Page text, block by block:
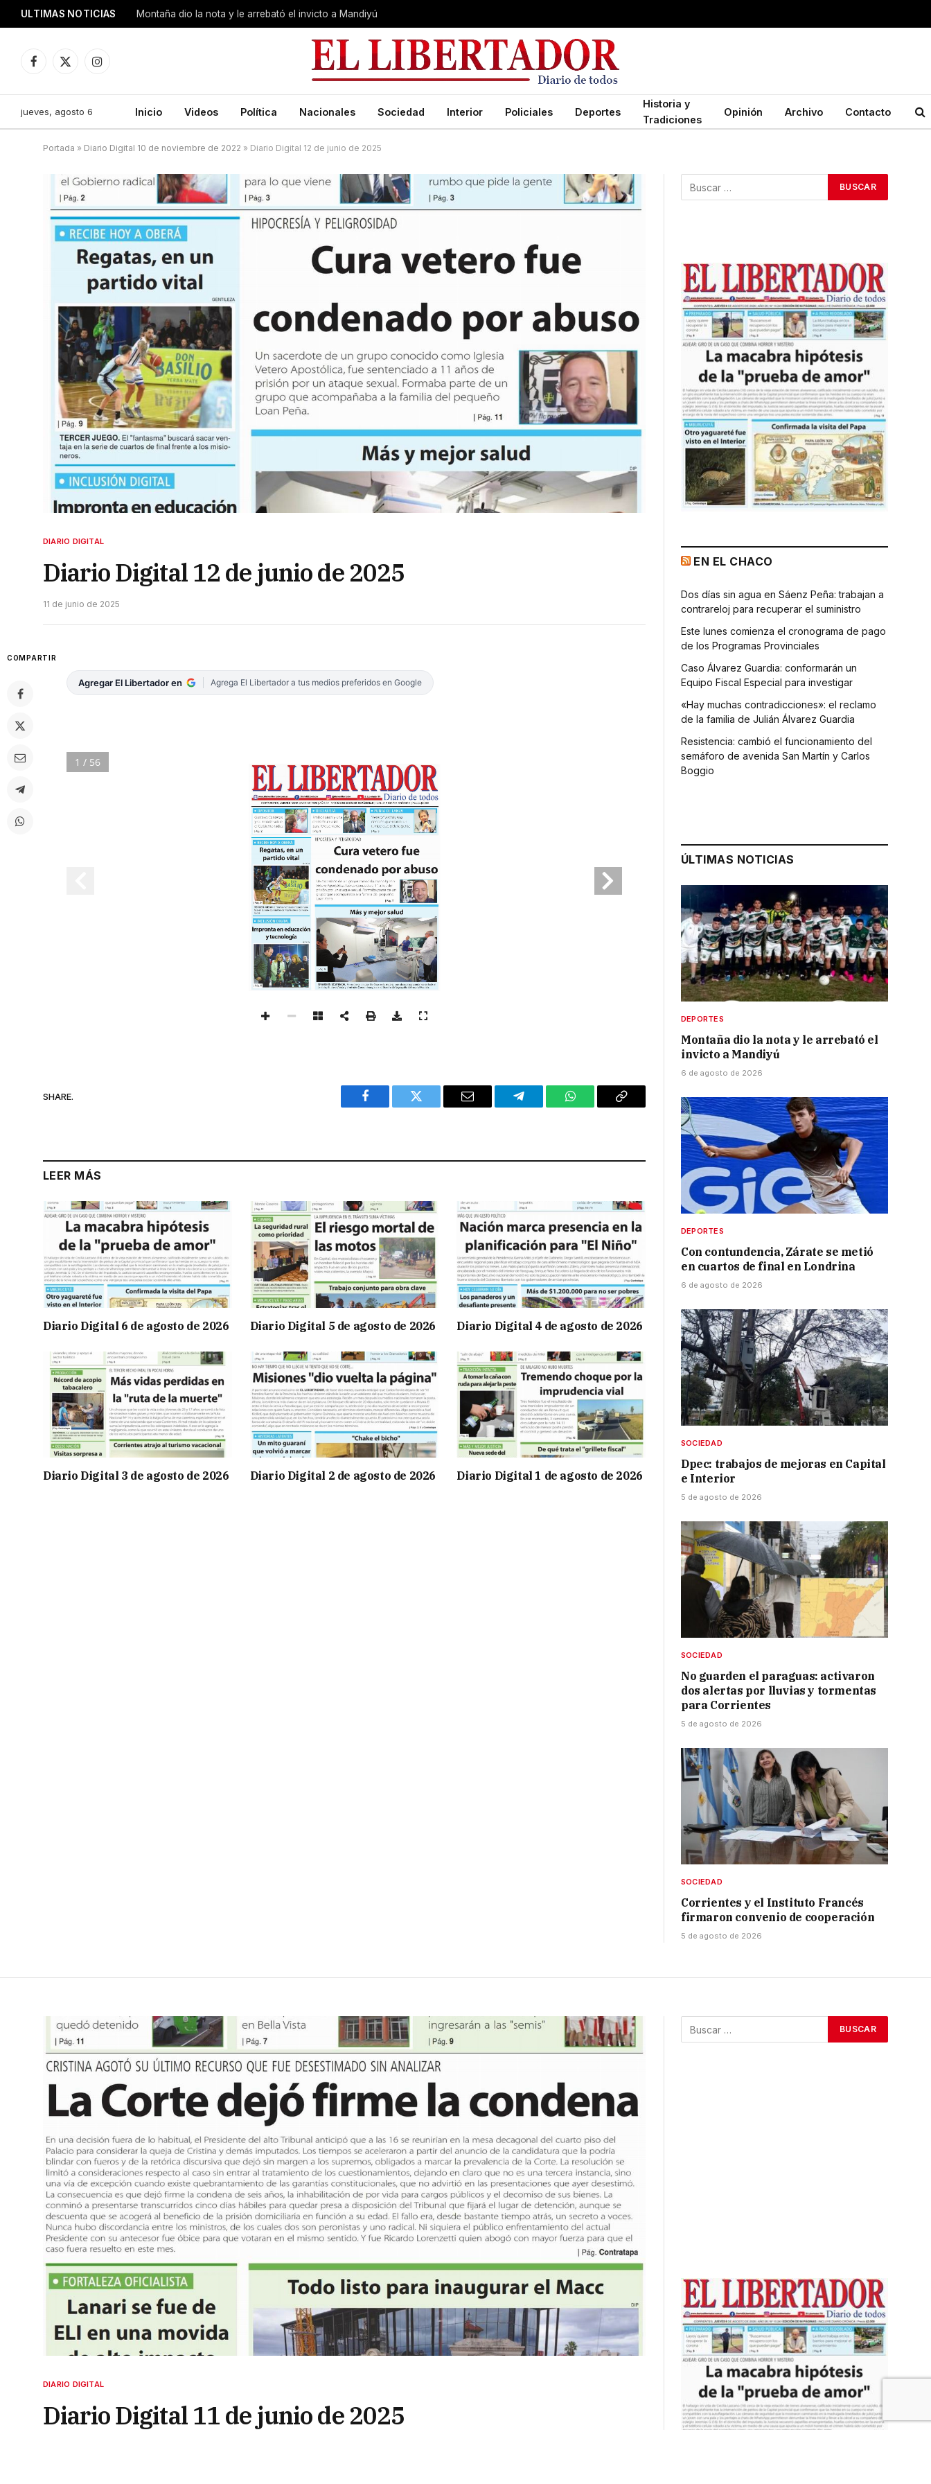
ULTIMAS NOTICIAS Montaña dio la nota y le arrebató el invicto a Mandiyú
Facebook
X
Instagram
jueves, agosto 6 Inicio Videos Política Nacionales Sociedad Interior Policiales Deportes
Historia y
Tradiciones
Opinión Archivo Contacto
Portada » Diario Digital 10 de noviembre de 2022 » Diario Digital 12 de junio de 2025
DIARIO DIGITAL
Diario Digital 12 de junio de 2025
11 de junio de 2025
COMPARTIR
Agregar El Libertador en Agrega El Libertador a tus medios preferidos en Google
1 / 56
SHARE.
Facebook Twitter Email Telegram WhatsAppCopy
LEER MÁS
Diario Digital 6 de agosto de 2026 Diario Digital 5 de agosto de 2026 Diario Digital 4 de agosto de 2026
Diario Digital 3 de agosto de 2026 Diario Digital 2 de agosto de 2026 Diario Digital 1 de agosto de 2026
EN EL CHACO
Dos días sin agua en Sáenz Peña: trabajan a
contrareloj para recuperar el suministro
Este lunes comienza el cronograma de pago
de los Programas Provinciales
Caso Álvarez Guardia: conformarán un
Equipo Fiscal Especial para investigar
«Hay muchas contradicciones»: el reclamo
de la familia de Julián Álvarez Guardia
Resistencia: cambió el funcionamiento del
semáforo de avenida San Martín y Carlos
Boggio
ÚLTIMAS NOTICIAS
DEPORTES
Montaña dio la nota y le arrebató el
invicto a Mandiyú
6 de agosto de 2026
DEPORTES
Con contundencia, Zárate se metió
en cuartos de final en Londrina
6 de agosto de 2026
SOCIEDAD
Dpec: trabajos de mejoras en Capital
e Interior
5 de agosto de 2026
SOCIEDAD
No guarden el paraguas: activaron
dos alertas por lluvias y tormentas
para Corrientes
5 de agosto de 2026
SOCIEDAD
Corrientes y el Instituto Francés
firmaron convenio de cooperación
5 de agosto de 2026
DIARIO DIGITAL
Diario Digital 11 de junio de 2025